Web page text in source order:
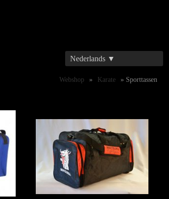
Nederlands ▼
Webshop » Karate » Sporttassen